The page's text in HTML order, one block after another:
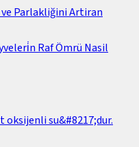
Parlakliğini Artiran
Raf Ömrü Nasil
oksijenli su&#8217;dur.